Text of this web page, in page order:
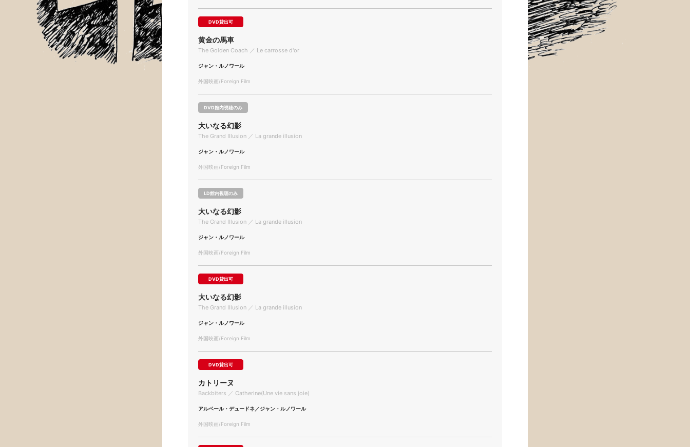
DVD貸出可
黄金の馬車
The Golden Coach ／ Le carrosse d'or
ジャン・ルノワール
外国映画/Foreign Film
DVD館内視聴のみ
大いなる幻影
The Grand Illusion ／ La grande illusion
ジャン・ルノワール
外国映画/Foreign Film
LD館内視聴のみ
大いなる幻影
The Grand Illusion ／ La grande illusion
ジャン・ルノワール
外国映画/Foreign Film
DVD貸出可
大いなる幻影
The Grand Illusion ／ La grande illusion
ジャン・ルノワール
外国映画/Foreign Film
DVD貸出可
カトリーヌ
Backbiters ／ Catherine(Une vie sans joie)
アルベール・デュードネ／ジャン・ルノワール
外国映画/Foreign Film